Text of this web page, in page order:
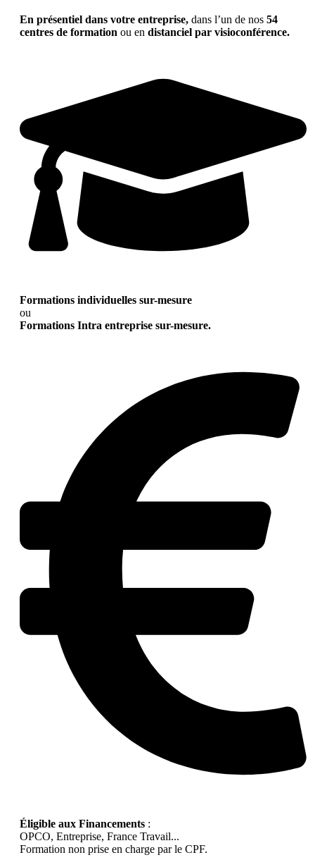
En présentiel dans votre entreprise, dans l’un de nos 54
centres de formation ou en distanciel par visioconférence.
Formations individuelles sur-mesure
ou
Formations Intra entreprise sur-mesure.
Éligible aux Financements :
OPCO, Entreprise, France Travail...
Formation non prise en charge par le CPF.